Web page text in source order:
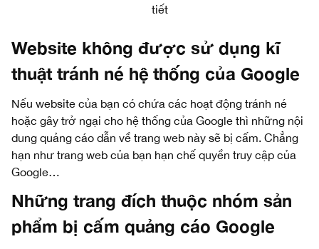
tiết
Website không được sử dụng kĩ
thuật tránh né hệ thống của Google
Nếu website của bạn có chứa các hoạt động tránh né
hoặc gây trở ngại cho hệ thống của Google thì những nội
dung quảng cáo dẫn về trang web này sẽ bị cấm. Chẳng
hạn như trang web của bạn hạn chế quyền truy cập của
Google…
Những trang đích thuộc nhóm sản
phẩm bị cấm quảng cáo Google